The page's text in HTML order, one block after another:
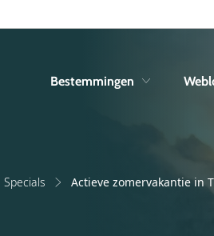
Bestemmingen
Specials Actieve zomervakantie in